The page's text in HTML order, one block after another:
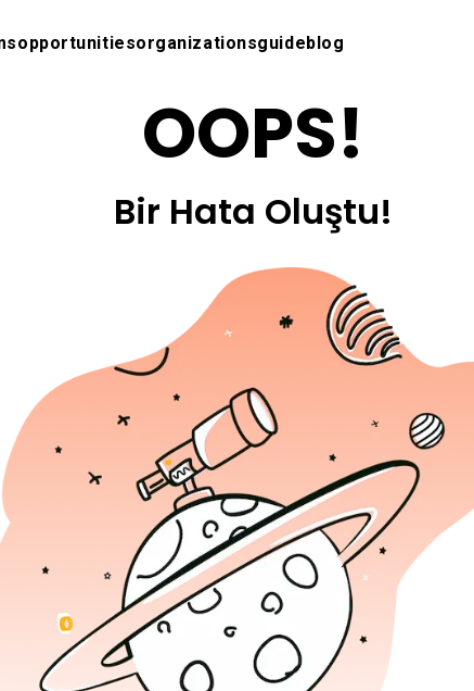
opportunitiesorganizationsguideblog
OOPS!
Bir Hata Oluştu!